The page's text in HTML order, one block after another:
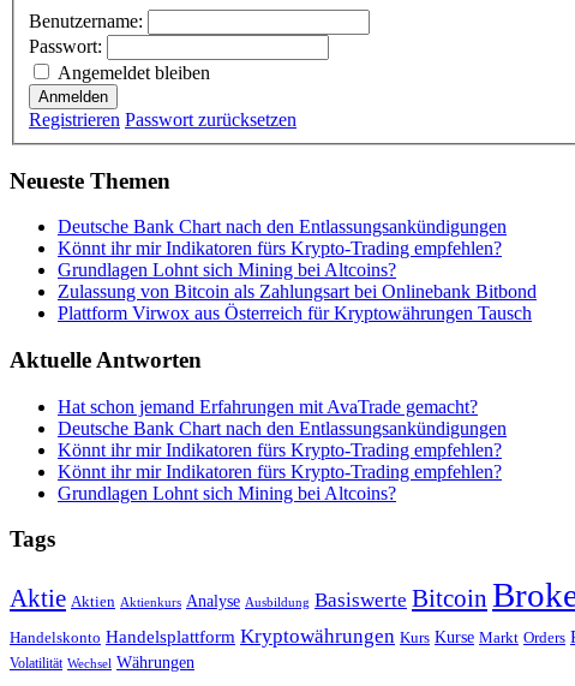
Benutzername:
Passwort:
Angemeldet bleiben
Anmelden
Registrieren Passwort zurücksetzen
Neueste Themen
Deutsche Bank Chart nach den Entlassungsankündigungen
Könnt ihr mir Indikatoren fürs Krypto-Trading empfehlen?
Grundlagen Lohnt sich Mining bei Altcoins?
Zulassung von Bitcoin als Zahlungsart bei Onlinebank Bitbond
Plattform Virwox aus Österreich für Kryptowährungen Tausch
Aktuelle Antworten
Hat schon jemand Erfahrungen mit AvaTrade gemacht?
Deutsche Bank Chart nach den Entlassungsankündigungen
Könnt ihr mir Indikatoren fürs Krypto-Trading empfehlen?
Könnt ihr mir Indikatoren fürs Krypto-Trading empfehlen?
Grundlagen Lohnt sich Mining bei Altcoins?
Tags
Aktie Aktien Aktienkurs Analyse Ausbildung Basiswerte Bitcoin
Handelskonto Handelsplattform Kryptowährungen Kurs Kurse Markt Orders
Volatilität Wechsel Währungen